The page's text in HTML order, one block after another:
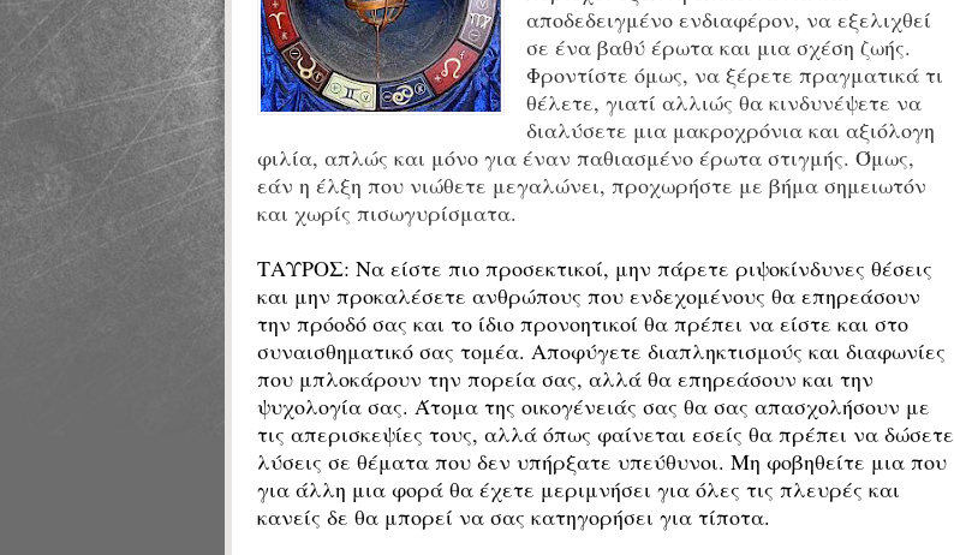
αποδεδειγμένο ενδιαφέρον, να εξελιχθεί
σε ένα βαθύ έρωτα και μια σχέση ζωής.
Φροντίστε όμως, να ξέρετε πραγματικά τι
θέλετε, γιατί αλλιώς θα κινδυνέψετε να
διαλύσετε μια μακροχρόνια και αξιόλογη
φιλία, απλώς και μόνο για έναν παθιασμένο έρωτα στιγμής. Όμως,
εάν η έλξη που νιώθετε μεγαλώνει, προχωρήστε με βήμα σημειωτόν
και χωρίς πισωγυρίσματα.
ΤΑΥΡΟΣ: Να είστε πιο προσεκτικοί, μην πάρετε ριψοκίνδυνες θέσεις
και μην προκαλέσετε ανθρώπους που ενδεχομένους θα επηρεάσουν
την πρόοδό σας και το ίδιο προνοητικοί θα πρέπει να είστε και στο
συναισθηματικό σας τομέα. Αποφύγετε διαπληκτισμούς και διαφωνίες
που μπλοκάρουν την πορεία σας, αλλά θα επηρεάσουν και την
ψυχολογία σας. Άτομα της οικογένειάς σας θα σας απασχολήσουν με
τις απερισκεψίες τους, αλλά όπως φαίνεται εσείς θα πρέπει να δώσετε
λύσεις σε θέματα που δεν υπήρξατε υπεύθυνοι. Μη φοβηθείτε μια που
για άλλη μια φορά θα έχετε μεριμνήσει για όλες τις πλευρές και
κανείς δε θα μπορεί να σας κατηγορήσει για τίποτα.